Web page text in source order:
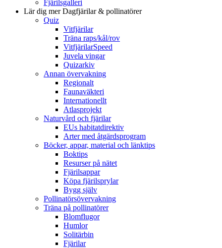
Fjärilsgalleri
Lär dig merDagfjärilar & pollinatörer
Quiz
Vitfjärilar
Träna raps/kål/rov
VitfjärilarSpeed
Juvela vingar
Quizarkiv
Annan övervakning
Regionalt
Faunaväkteri
Internationellt
Atlasprojekt
Naturvård och fjärilar
EUs habitatdirektiv
Arter med åtgärdsprogram
Böcker, appar, material och länktips
Boktips
Resurser på nätet
Fjärilsappar
Köpa fjärilsprylar
Bygg själv
Pollinatörsövervakning
Träna på pollinatörer
Blomflugor
Humlor
Solitärbin
Fjärilar